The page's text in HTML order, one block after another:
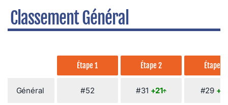
Classement Général
Étape 1 Étape 2 Étape 3
Général #52 #31 +21 #29 +2